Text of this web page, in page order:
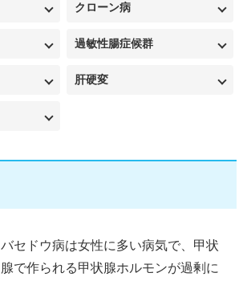
クローン病
過敏性腸症候群
肝硬変
バセドウ病は女性に多い病気で、甲状
腺で作られる甲状腺ホルモンが過剰に